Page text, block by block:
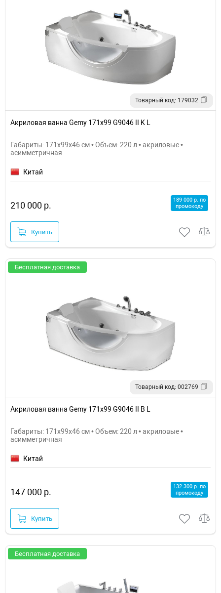
Товарный код: 179032
Акриловая ванна Gemy 171x99 G9046 II K L
Габариты: 171x99x46 см • Объем: 220 л • акриловые •
асимметричная
Китай
210 000 р.
189 000 р. по
промокоду
Купить
Бесплатная доставка
Товарный код: 002769
Акриловая ванна Gemy 171х99 G9046 II B L
Габариты: 171x99x46 см • Объем: 220 л • акриловые •
асимметричная
Китай
147 000 р.
132 300 р. по
промокоду
Купить
Бесплатная доставка